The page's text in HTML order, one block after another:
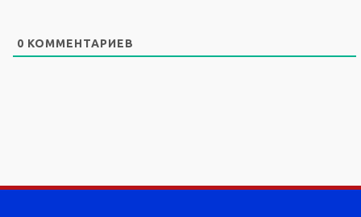
0 КОММЕНТАРИЕВ